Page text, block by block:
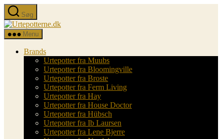
Spring
til
indholdet
Søg
Urtepotterne.dk
Menu
Brands
Urtepotter fra Muubs
Urtepotter fra Bloomingville
Urtepotter fra Broste
Urtepotter fra Ferm Living
Urtepotter fra Hay
Urtepotter fra House Doctor
Urtepotter fra Hübsch
Urtepotter fra Ib Laursen
Urtepotter fra Lene Bjerre